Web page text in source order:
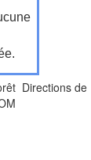
Directions de